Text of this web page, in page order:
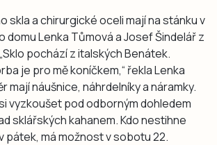
skla a chirurgické oceli mají na stánku v
domu Lenka Tůmová a Josef Šindelář z
pochází z italských Benátek.
je pro mě koníčkem,“ řekla Lenka
mají náušnice, náhrdelníky a náramky.
vyzkoušet pod odborným dohledem
sklářských kahanem. Kdo nestihne
pátek, má možnost v sobotu 22.